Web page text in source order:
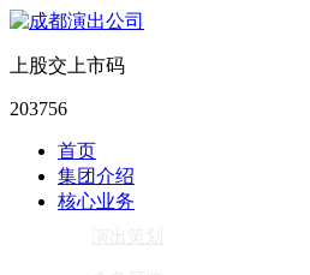
上股交上市码
203756
首页
集团介绍
核心业务